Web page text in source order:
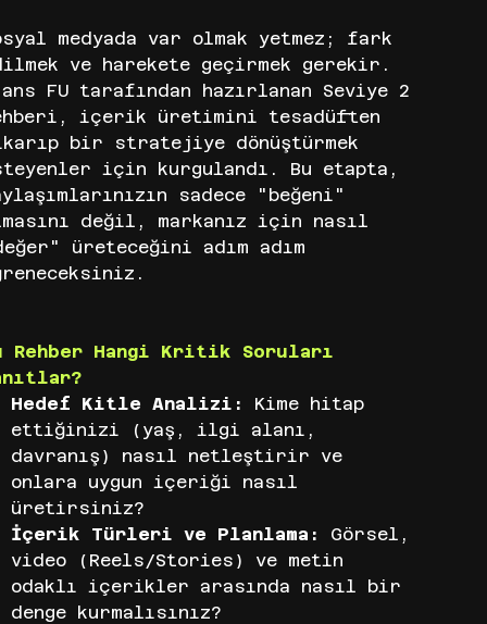
medyada var olmak yetmez; fark
ve harekete geçirmek gerekir.
FU tarafından hazırlanan Seviye 2
içerik üretimini tesadüften
bir stratejiye dönüştürmek
için kurgulandı. Bu etapta,
sadece "beğeni"
değil, markanız için nasıl
üreteceğini adım adım
Rehber Hangi Kritik Soruları
Hedef Kitle Analizi: Kime hitap
ettiğinizi (yaş, ilgi alanı,
davranış) nasıl netleştirir ve
onlara uygun içeriği nasıl
üretirsiniz?
İçerik Türleri ve Planlama: Görsel,
video (Reels/Stories) ve metin
odaklı içerikler arasında nasıl bir
denge kurmalısınız?